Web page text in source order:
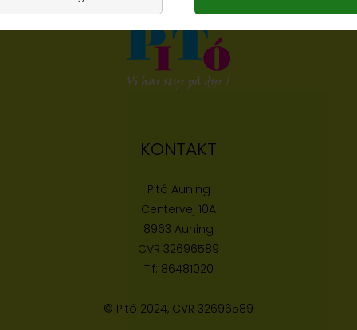
KONTAKT
Pitó Auning
Centervej 10A
8963 Auning
CVR 32696589
Tlf: 86481020
© Pitó 2024, CVR 32696589